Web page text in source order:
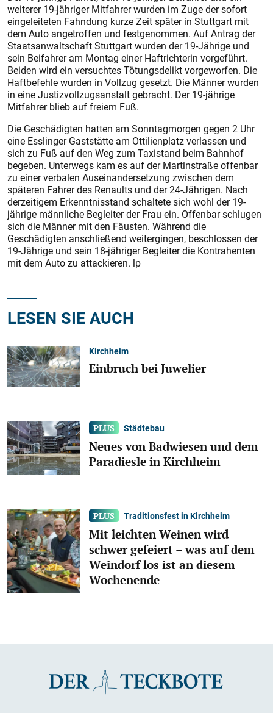
weiterer 19-jähriger Mitfahrer wurden im Zuge der sofort
eingeleiteten Fahndung kurze Zeit später in Stuttgart mit
dem Auto angetroffen und festgenommen. Auf Antrag der
Staatsanwaltschaft Stuttgart wurden der 19-Jährige und
sein Beifahrer am Montag einer Haftrichterin vorgeführt.
Beiden wird ein versuchtes Tötungsdelikt vorgeworfen. Die
Haftbefehle wurden in Vollzug gesetzt. Die Männer wurden
in eine Justizvollzugsanstalt gebracht. Der 19-jährige
Mitfahrer blieb auf freiem Fuß.
Die Geschädigten hatten am Sonntagmorgen gegen 2 Uhr
eine Esslinger Gaststätte am Ottilienplatz verlassen und
sich zu Fuß auf den Weg zum Taxistand beim Bahnhof
begeben. Unterwegs kam es auf der Martinstraße offenbar
zu einer verbalen Auseinandersetzung zwischen dem
späteren Fahrer des Renaults und der 24-Jährigen. Nach
derzeitigem Erkenntnisstand schaltete sich wohl der 19-
jährige männliche Begleiter der Frau ein. Offenbar schlugen
sich die Männer mit den Fäusten. Während die
Geschädigten anschließend weitergingen, beschlossen der
19-Jährige und sein 18-jähriger Begleiter die Kontrahenten
mit dem Auto zu attackieren. lp
LESEN SIE AUCH
Kirchheim
Einbruch bei Juwelier
Städtebau
Neues von Badwiesen und dem
Paradiesle in Kirchheim
Traditionsfest in Kirchheim
Mit leichten Weinen wird
schwer gefeiert – was auf dem
Weindorf los ist an diesem
Wochenende